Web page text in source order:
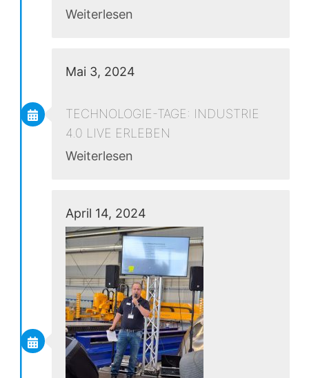
Weiterlesen
Mai 3, 2024
TECHNOLOGIE-TAGE: INDUSTRIE
4.0 LIVE ERLEBEN
Weiterlesen
April 14, 2024